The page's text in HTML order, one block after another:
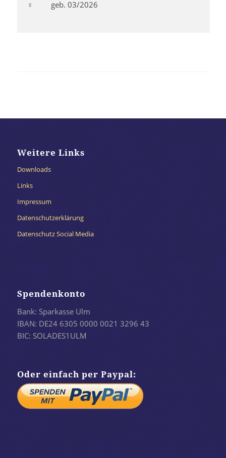
♀ geb. 03/2026
Weitere Links
Downloads
Links
Impressum
Datenschutzerklärung
Datenschutz Social Media
Spendenkonto
Bank: Sparkasse Ulm
IBAN: DE24 6305 0000 0021 3296 43
BIC: SOLADES1ULM
Oder einfach per Paypal: